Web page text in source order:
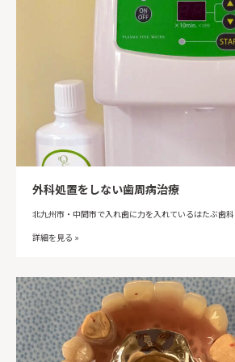
外科処置をしない歯周病治療
北九州市・中間市で入れ歯に力を入れているはたぶ歯科
詳細を見る »